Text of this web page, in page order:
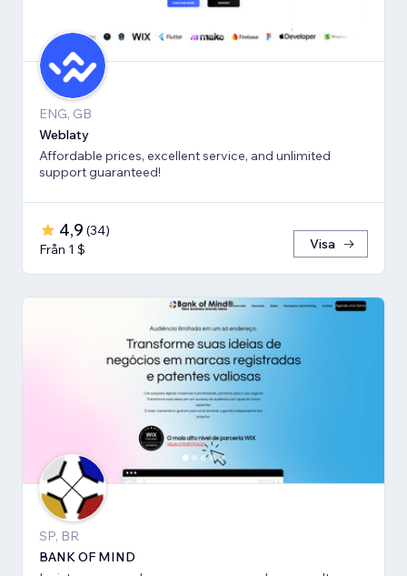
ENG, GB
Weblaty
Affordable prices, excellent service, and unlimited
support guaranteed!
4,9 (34)
Från 1 $
Visa
SP, BR
BANK OF MIND